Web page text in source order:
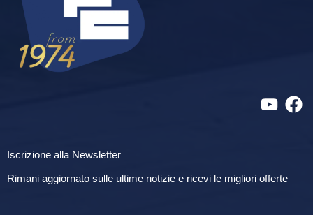
Iscrizione alla Newsletter
Rimani aggiornato sulle ultime notizie e ricevi le migliori offerte